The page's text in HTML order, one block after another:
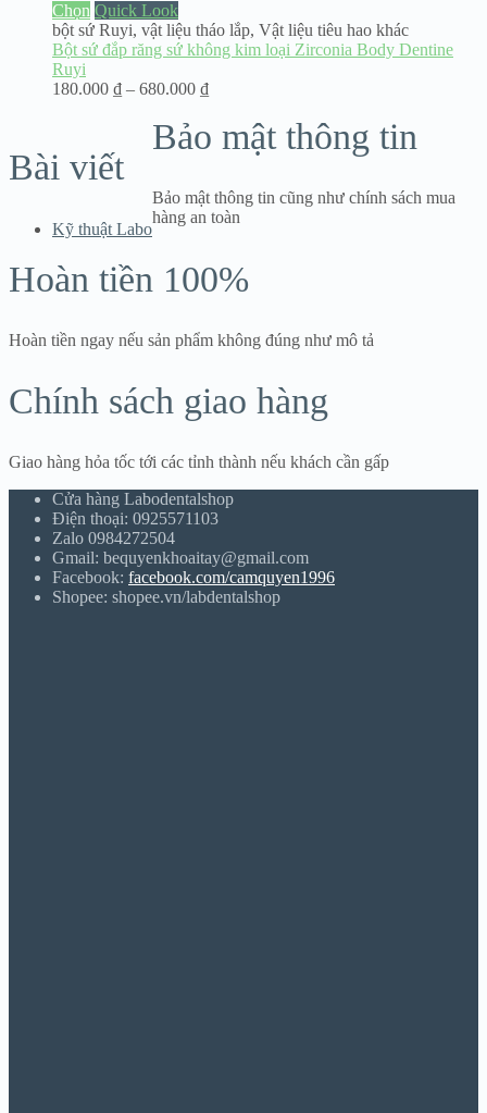
500.000 ₫
Chọn Quick Look
bột sứ Ruyi, vật liệu tháo lắp, Vật liệu tiêu hao khác
Bột sứ đắp răng sứ không kim loại Zirconia Body Dentine
Ruyi
180.000 ₫ – 680.000 ₫Khoảng
180.000 ₫
Bài viết
Kỹ thuật Labo
Bảo mật thông tin
Bảo mật thông tin cũng như chính sách mua
hàng an toàn
Hoàn tiền 100%
Hoàn tiền ngay nếu sản phẩm không đúng như mô tả
Chính sách giao hàng
Giao hàng hỏa tốc tới các tỉnh thành nếu khách cần gấp
Cửa hàng Labodentalshop
Điện thoại: 0925571103
Zalo 0984272504
Gmail: bequyenkhoaitay@gmail.com
Facebook: facebook.com/camquyen1996
Shopee: shopee.vn/labdentalshop